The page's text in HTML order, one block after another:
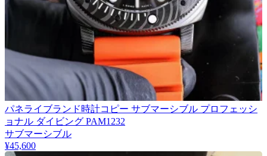
パネライブランド時計コピー サブマーシブル プロフェッシ
ョナル ダイビング PAM1232
サブマーシブル
¥45,600